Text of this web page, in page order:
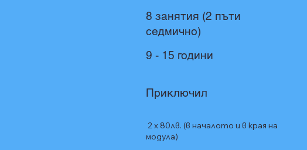
8 занятия (2 пъти
седмично)
9 - 15 години
Приключил
2 x 80лв. (в началото и в края на
модула)